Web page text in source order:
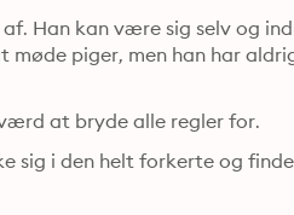
Han kan være sig selv og
møde piger, men han har
at bryde alle regler for.
sig i den helt forkerte og